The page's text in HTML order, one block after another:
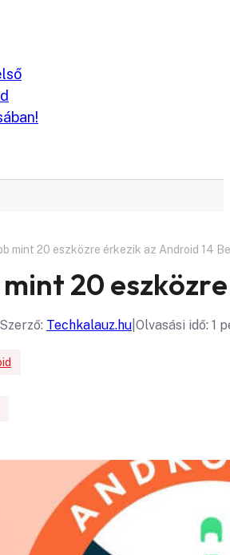
mint 20 eszközre érkezik az Android 14
20
Szerző: Techkalauz.hu Olvasási idő: 1